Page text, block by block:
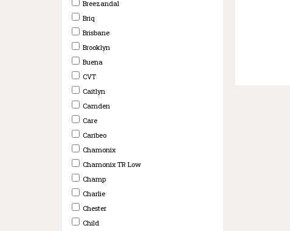
Breezandal
Briq
Brisbane
Brooklyn
Buena
CVT
Caitlyn
Camden
Care
Caribeo
Chamonix
Chamonix TR Low
Champ
Charlie
Chester
Child